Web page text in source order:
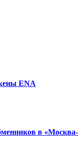
ENA
в